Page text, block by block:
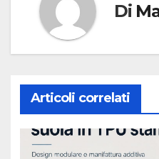
Di
Articoli correlati